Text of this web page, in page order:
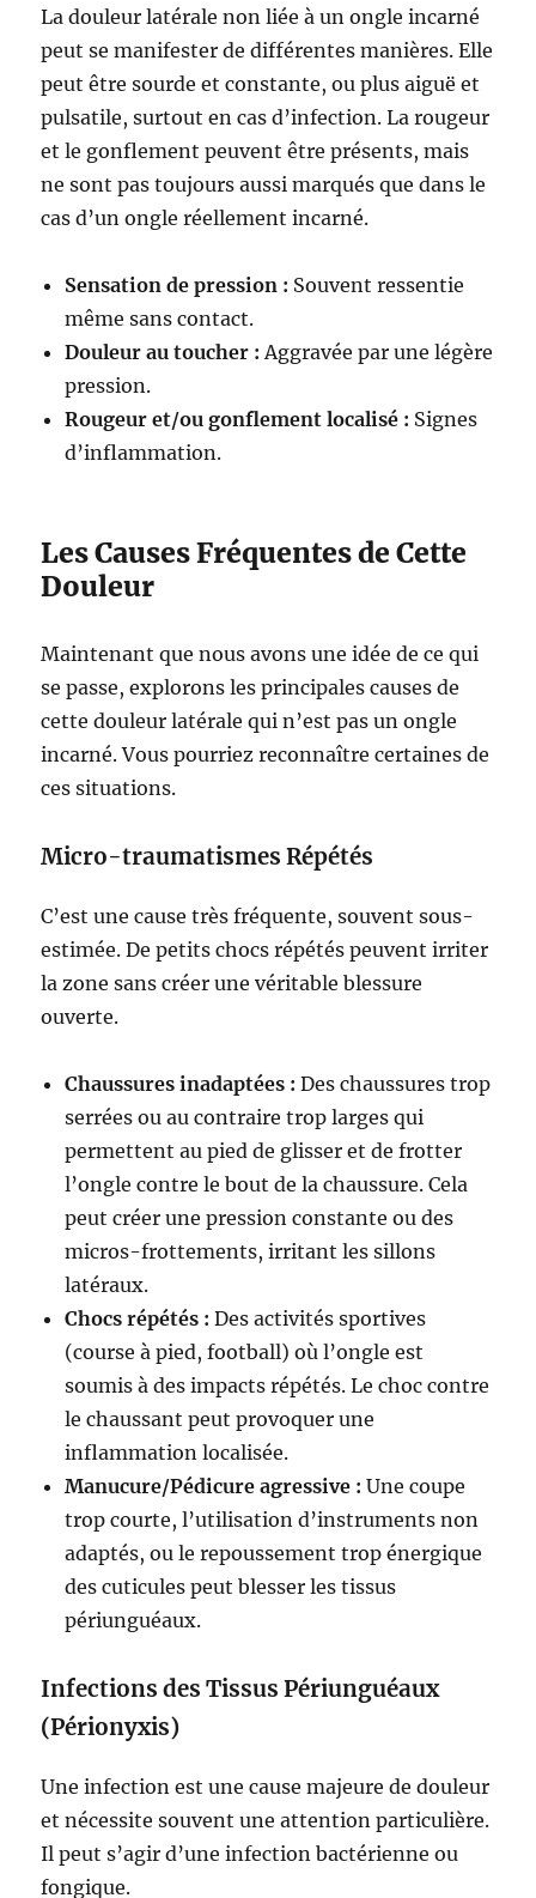
La douleur latérale non liée à un ongle incarné
peut se manifester de différentes manières. Elle
peut être sourde et constante, ou plus aiguë et
pulsatile, surtout en cas d’infection. La rougeur
et le gonflement peuvent être présents, mais
ne sont pas toujours aussi marqués que dans le
cas d’un ongle réellement incarné.
Sensation de pression : Souvent ressentie
même sans contact.
Douleur au toucher : Aggravée par une légère
pression.
Rougeur et/ou gonflement localisé : Signes
d’inflammation.
Les Causes Fréquentes de Cette
Douleur
Maintenant que nous avons une idée de ce qui
se passe, explorons les principales causes de
cette douleur latérale qui n’est pas un ongle
incarné. Vous pourriez reconnaître certaines de
ces situations.
Micro-traumatismes Répétés
C’est une cause très fréquente, souvent sous-
estimée. De petits chocs répétés peuvent irriter
la zone sans créer une véritable blessure
ouverte.
Chaussures inadaptées : Des chaussures trop
serrées ou au contraire trop larges qui
permettent au pied de glisser et de frotter
l’ongle contre le bout de la chaussure. Cela
peut créer une pression constante ou des
micros-frottements, irritant les sillons
latéraux.
Chocs répétés : Des activités sportives
(course à pied, football) où l’ongle est
soumis à des impacts répétés. Le choc contre
le chaussant peut provoquer une
inflammation localisée.
Manucure/Pédicure agressive : Une coupe
trop courte, l’utilisation d’instruments non
adaptés, ou le repoussement trop énergique
des cuticules peut blesser les tissus
périunguéaux.
Infections des Tissus Périunguéaux
(Périonyxis)
Une infection est une cause majeure de douleur
et nécessite souvent une attention particulière.
Il peut s’agir d’une infection bactérienne ou
fongique.